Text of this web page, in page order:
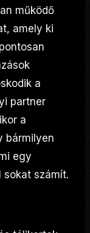
működő
amely ki
a
partner
a
bármilyen
egy
sokat számít.